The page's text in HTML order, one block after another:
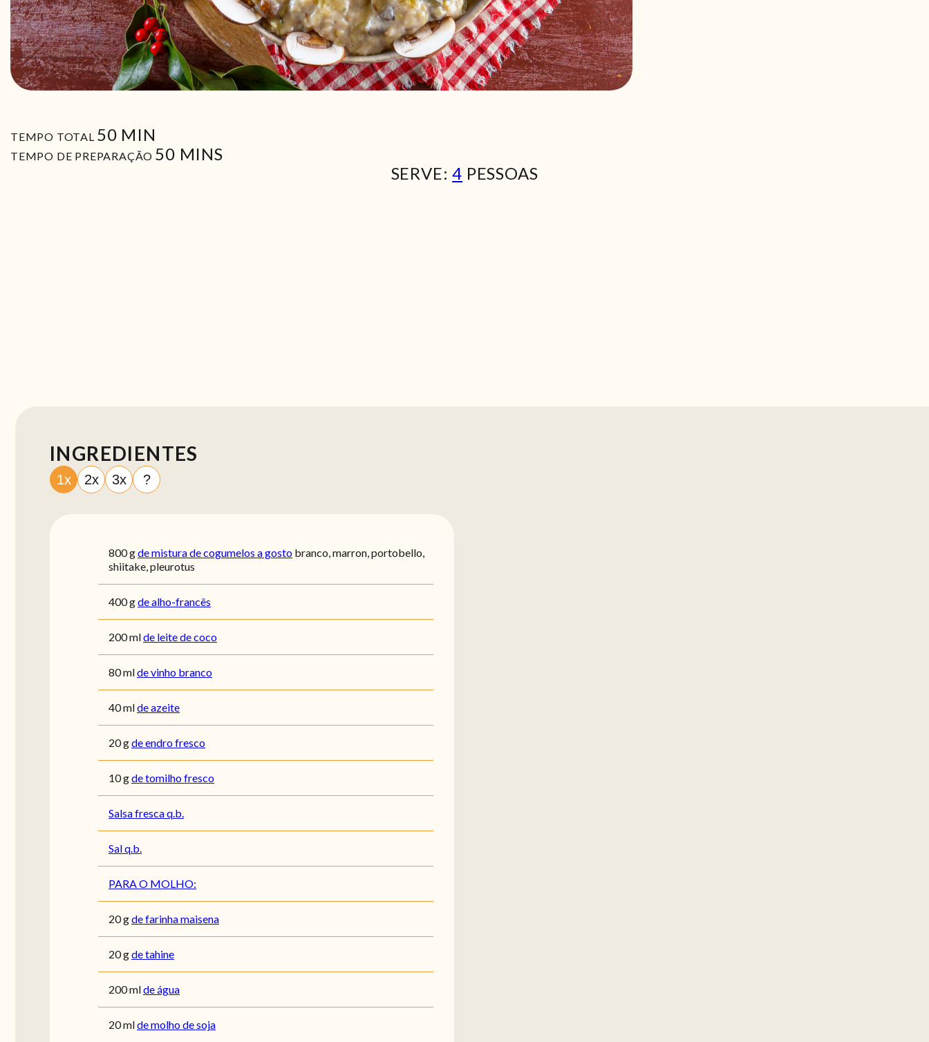
TEMPO TOTAL 50MIN
MIN
TEMPO DE PREPARAÇÃO 50MIN
MINS
SERVE:4 PESSOAS
INGREDIENTES
1x 2x 3x ?
800gde mistura de cogumelos a gosto branco, marron, portobello,
shiitake, pleurotus
400gde alho-francês
200mlde leite de coco
80mlde vinho branco
40mlde azeite
20gde endro fresco
10gde tomilho fresco
Salsa fresca q.b.
Sal q.b.
PARA O MOLHO:
20gde farinha maisena
20gde tahine
200mlde água
20mlde molho de soja